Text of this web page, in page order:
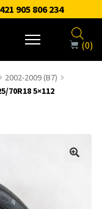
905 806 234
(0)
2002-2009 (B7)
70R18 5×112